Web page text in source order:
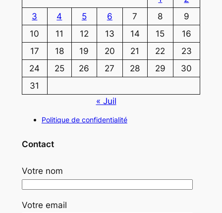
3
4 5 6 7 8
9
10
11 12 13 14 15
16
17
18 19 20 21 22
23
24
25 26 27 28 29
30
31
« Juil
Politique de confidentialité
Contact
Votre nom
Votre email